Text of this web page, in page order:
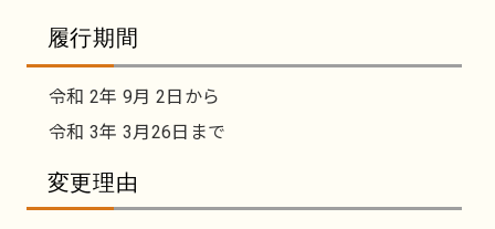
履行期間
令和 2年 9月 2日から
令和 3年 3月26日まで
変更理由